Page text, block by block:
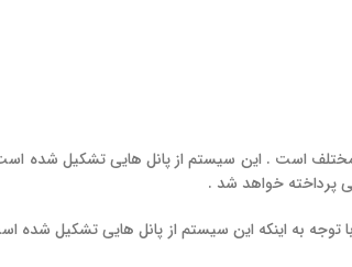
مختلف است . این سیستم از پانل‌ هایی تشکیل شده
پرداخته خواهد شد .
به اینکه این سیستم از پانل‌ هایی تشکیل